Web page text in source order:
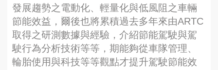
發展趨勢之電動化、輕量化與低風阻之車輛
節能效益，爾後也將累積過去多年來由ARTC
取得之研測數據與經驗，介紹節能駕駛與駕
駛行為分析技術等等，期能夠從車隊管理、
輪胎使用與科技等等觀點才提升駕駛節能效